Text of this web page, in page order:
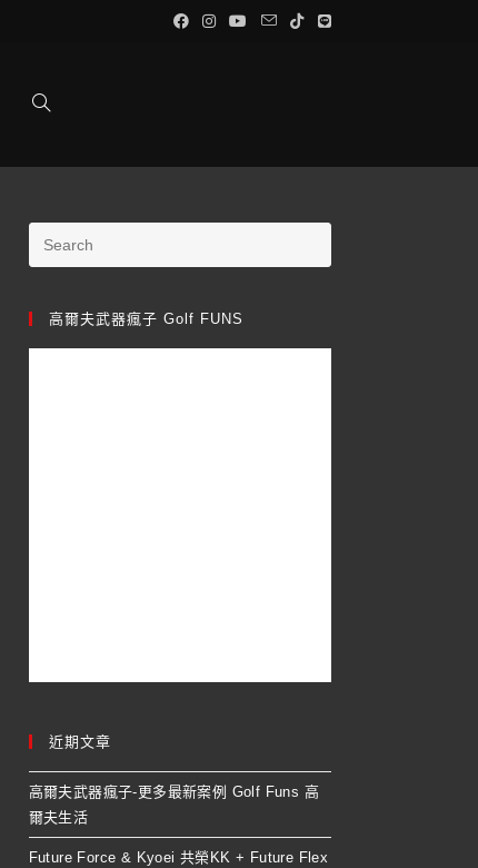
高爾夫武器瘋子 Golf FUNS
近期文章
高爾夫武器瘋子-更多最新案例 Golf Funs 高
爾夫生活
Future Force & Kyoei 共榮KK + Future Flex